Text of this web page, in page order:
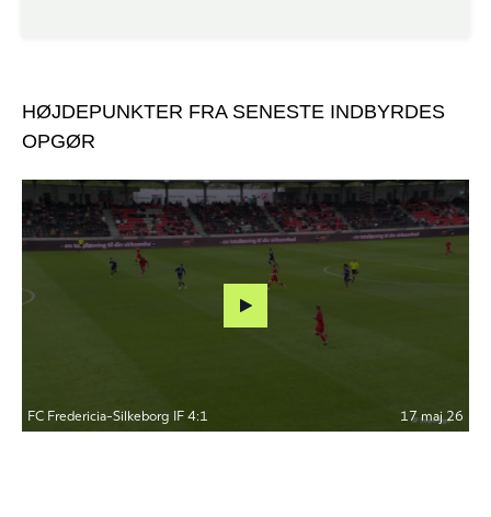
HØJDEPUNKTER FRA SENESTE INDBYRDES
OPGØR